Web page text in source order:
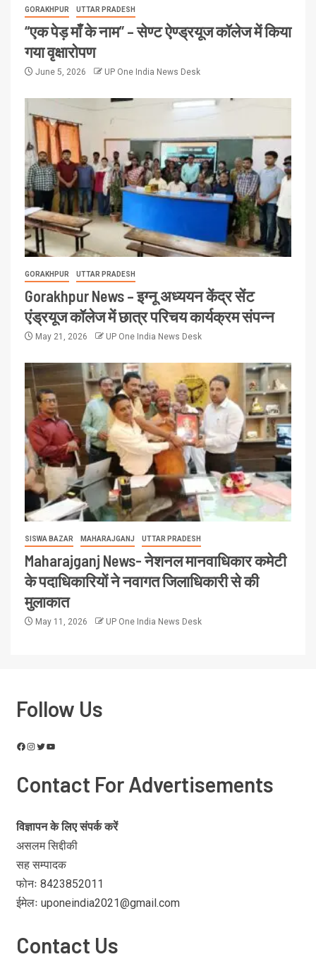
GORAKHPUR UTTAR PRADESH
“एक पेड़ माँ के नाम” – सेण्ट ऐण्ड्रयूज कॉलेज में किया
गया वृक्षारोपण
June 5, 2026 UP One India News Desk
GORAKHPUR UTTAR PRADESH
Gorakhpur News – इग्नू अध्ययन केंद्र सेंट
एंड्रयूज कॉलेज में छात्र परिचय कार्यक्रम संपन्न
May 21, 2026 UP One India News Desk
SISWA BAZAR MAHARAJGANJ UTTAR PRADESH
Maharajganj News- नेशनल मानवाधिकार कमेटी
के पदाधिकारियों ने नवागत जिलाधिकारी से की
मुलाकात
May 11, 2026 UP One India News Desk
Follow Us
Contact For Advertisements
विज्ञापन के लिए संपर्क करें
असलम सिद्दीकी
सह सम्पादक
फोनः 8423852011
ईमेलः uponeindia2021@gmail.com
Contact Us